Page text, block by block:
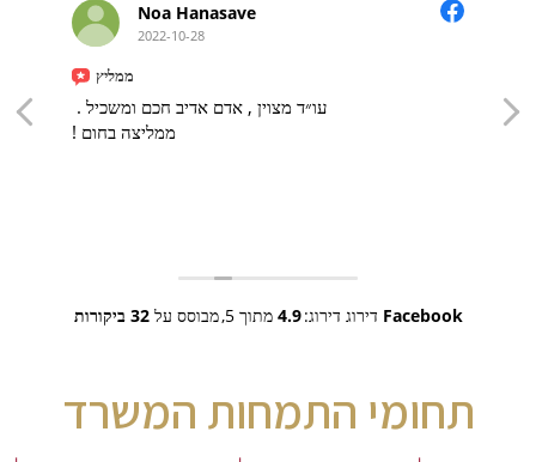
Noa Hanasave
2022-10-28
ממליץ
עו״ד מצוין , אדם אדיב חכם ומשכיל .
ממליצה בחום !
Facebook דירוג דירוג:4.9 מתוך 5, מבוסס על32 ביקורות
תחומי התמחות המשרד